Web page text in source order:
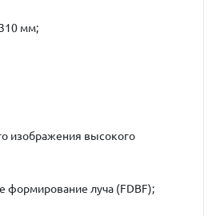
мм;
изображения высокого
формирование луча (FDBF);